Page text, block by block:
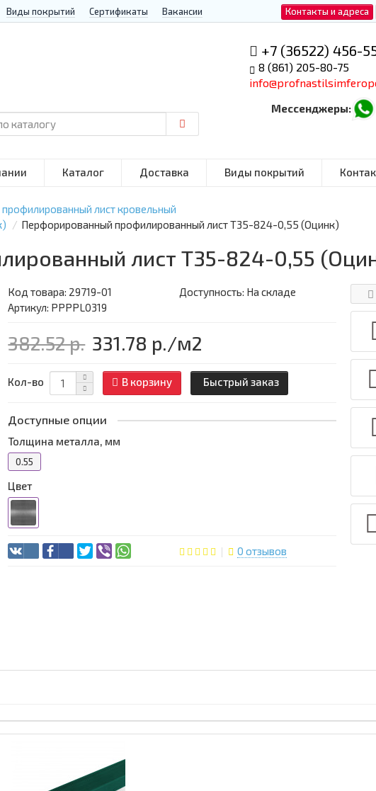
Контакты и адреса
Виды покрытий Сертификаты Вакансии
+7 (36522) 456-
8 (861) 205-80-75
Мессенджеры:
Каталог Доставка Виды покрытий
лист кровельный
Перфорированный профилированный лист Т35-824-0,55 (Оцинк)
лист Т35-824-0,55
Код товара: 29719-01
Доступность: На складе
Артикул: PPPPL0319
382.52 р. 331.78 р./м2
Кол-во В корзину Быстрый заказ
Доступные опции
Толщина металла, мм
0.55
Цвет
0 отзывов